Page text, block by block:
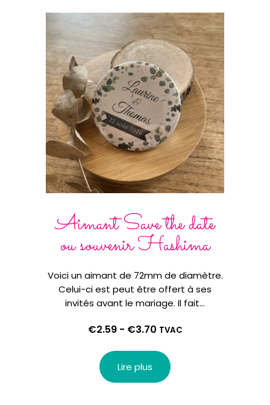
Aimant Save the date
ou souvenir Hashima
Voici un aimant de 72mm de diamètre.
Celui-ci est peut être offert à ses
invités avant le mariage. Il fait…
€2.59- €3.70 TVAC
Lire plus